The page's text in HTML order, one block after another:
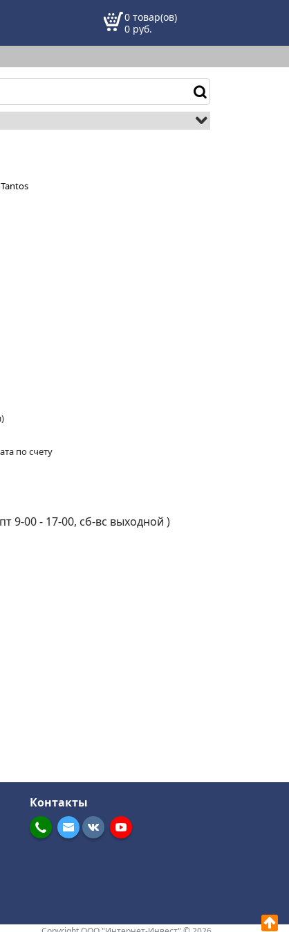
0 товар(ов)
0 руб.
Tantos
по счету
9-00 - 17-00, сб-вс выходной )
Контакты